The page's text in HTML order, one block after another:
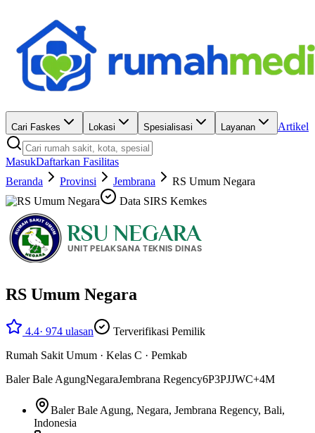
Cari Faskes Lokasi Spesialisasi Layanan Artikel
MasukDaftarkan Fasilitas
Beranda
Provinsi Jembrana
RS Umum Negara
Data SIRS Kemkes
RS Umum Negara
4.4· 974 ulasan
Terverifikasi Pemilik
Rumah Sakit Umum · Kelas C · Pemkab
Baler Bale AgungNegaraJembrana Regency6P3PJJWC+4M
Baler Bale Agung, Negara, Jembrana Regency, Bali,
Indonesia